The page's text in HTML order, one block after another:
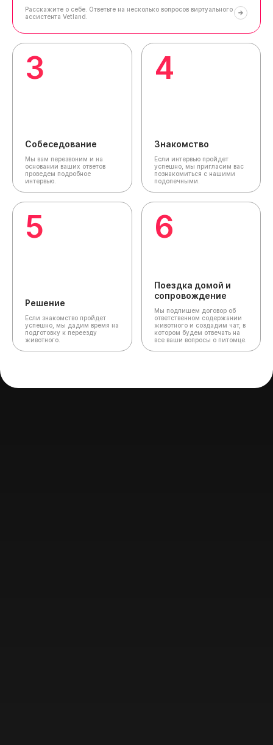
Расскажите о себе. Ответьте на несколько вопросов виртуального
ассистента Vetland.
3
Собеседование
Мы вам перезвоним и на
основании ваших ответов
проведем подробное
интервью.
4
Знакомство
Если интервью пройдет
успешно, мы пригласим вас
познакомиться с нашими
подопечными.
5
Решение
Если знакомство пройдет
успешно, мы дадим время на
подготовку к переезду
животного.
6
Поездка домой и
сопровождение
Мы подпишем договор об
ответственном содержании
животного и создадим чат, в
котором будем отвечать на
все ваши вопросы о питомце.